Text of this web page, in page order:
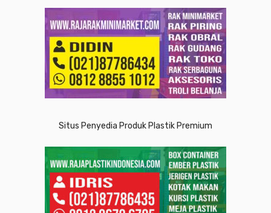
Situs Penyedia Produk Plastik Premium